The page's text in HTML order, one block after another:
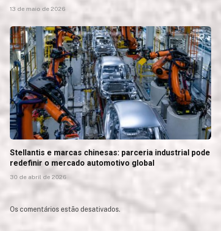
13 de maio de 2026
Stellantis e marcas chinesas: parceria industrial pode
redefinir o mercado automotivo global
30 de abril de 2026
Os comentários estão desativados.